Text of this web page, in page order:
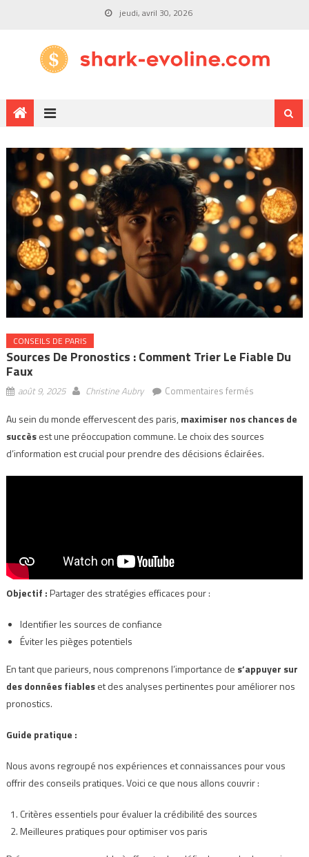
jeudi, avril 30, 2026
CONSEILS DE PARIS
Sources De Pronostics : Comment Trier Le Fiable Du
Faux
août 9, 2025 Christine Aubry Commentaires ferméssur
de
Pronostics
:
Au sein du monde effervescent des paris,maximiser nos chances de
succèsest une préoccupation commune. Le choix des sources
d’information est crucial pour prendre des décisions éclairées.
Objectif :Partager des stratégies efficaces pour :
Identifier les sources de confiance
Éviter les pièges potentiels
En tant que parieurs, nous comprenons l’importance de s’appuyer sur
des données fiableset des analyses pertinentes pour améliorer nos
pronostics.
Guide pratique :
Nous avons regroupé nos expériences et connaissances pour vous
offrir des conseils pratiques. Voici ce que nous allons couvrir :
Critères essentiels pour évaluer la crédibilité des sources
Meilleures pratiques pour optimiser vos paris